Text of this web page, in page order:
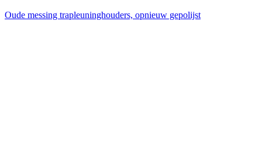
Oude messing trapleuninghouders, opnieuw gepolijst